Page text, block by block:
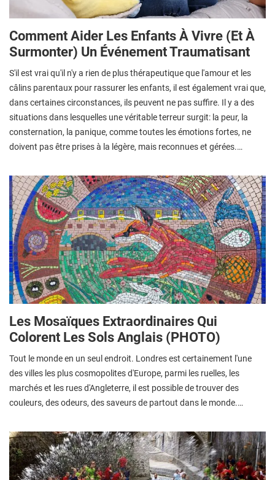
Comment Aider Les Enfants À Vivre (et À
Surmonter) Un Événement Traumatisant
S'il est vrai qu'il n'y a rien de plus thérapeutique que l'amour et les
câlins parentaux pour rassurer les enfants, il est également vrai que,
dans certaines circonstances, ils peuvent ne pas suffire. Il y a des
situations dans lesquelles une véritable terreur surgit: la peur, la
consternation, la panique, comme toutes les émotions fortes, ne
doivent pas être prises à la légère, mais reconnues et gérées.…
Les Mosaïques Extraordinaires Qui
Colorent Les Sols Anglais (PHOTO)
Tout le monde en un seul endroit. Londres est certainement l'une
des villes les plus cosmopolites d'Europe, parmi les ruelles, les
marchés et les rues d'Angleterre, il est possible de trouver des
couleurs, des odeurs, des saveurs de partout dans le monde.…